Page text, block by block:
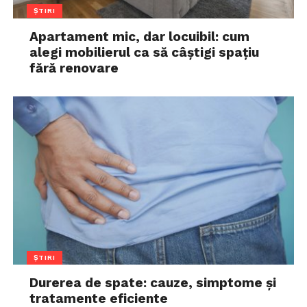
ȘTIRI
Apartament mic, dar locuibil: cum
alegi mobilierul ca să câștigi spațiu
fără renovare
ȘTIRI
Durerea de spate: cauze, simptome și
tratamente eficiente